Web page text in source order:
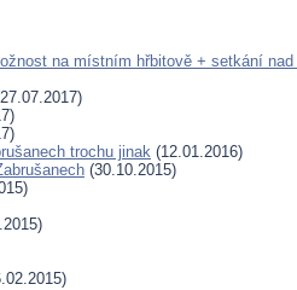
na místním hřbitově + setkání
trochu jinak (12.01.2016)
(30.10.2015)